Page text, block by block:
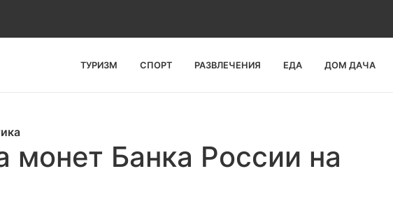
ТУРИЗМ СПОРТ РАЗВЛЕЧЕНИЯ ЕДА ДОМ ДАЧА
монет Банка России на